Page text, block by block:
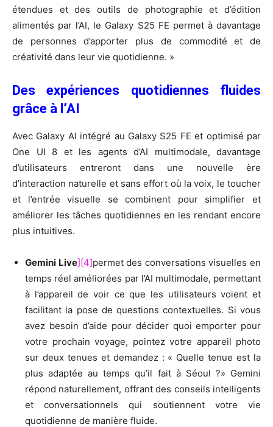
étendues et des outils de photographie et d’édition
alimentés par l’AI, le Galaxy S25 FE permet à davantage
de personnes d’apporter plus de commodité et de
créativité dans leur vie quotidienne. »
Des expériences quotidiennes fluides
grâce à l’AI
Avec Galaxy AI intégré au Galaxy S25 FE et optimisé par
One UI 8 et les agents d’AI multimodale, davantage
d’utilisateurs entreront dans une nouvelle ère
d’interaction naturelle et sans effort où la voix, le toucher
et l’entrée visuelle se combinent pour simplifier et
améliorer les tâches quotidiennes en les rendant encore
plus intuitives.
Gemini Live][4]permet des conversations visuelles en
temps réel améliorées par l’AI multimodale, permettant
à l’appareil de voir ce que les utilisateurs voient et
facilitant la pose de questions contextuelles. Si vous
avez besoin d’aide pour décider quoi emporter pour
votre prochain voyage, pointez votre appareil photo
sur deux tenues et demandez : « Quelle tenue est la
plus adaptée au temps qu’il fait à Séoul ?» Gemini
répond naturellement, offrant des conseils intelligents
et conversationnels qui soutiennent votre vie
quotidienne de manière fluide.